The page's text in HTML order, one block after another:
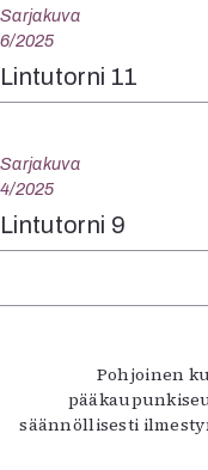
Sarjakuva
6/2025
Lintutorni 11
Sarjakuva
4/2025
Lintutorni 9
Pohjoinen
säännöllisesti